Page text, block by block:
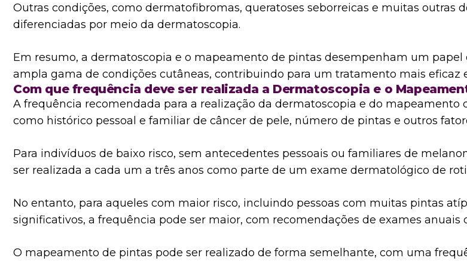
Outras condições, como dermatofibromas, queratoses seborreicas e muitas outras
diferenciadas por meio da dermatoscopia.
Em resumo, a dermatoscopia e o mapeamento de pintas desempenham um
ampla gama de condições cutâneas, contribuindo para um tratamento mais eficaz
Com que frequência deve ser realizada a Dermatoscopia e o
A frequência recomendada para a realização da dermatoscopia e do
como histórico pessoal e familiar de câncer de pele, número de pintas e outros
Para indivíduos de baixo risco, sem antecedentes pessoais ou familiares de
ser realizada a cada um a três anos como parte de um exame dermatológico de
No entanto, para aqueles com maior risco, incluindo pessoas com muitas pintas
significativos, a frequência pode ser maior, com recomendações de exames anuais
O mapeamento de pintas pode ser realizado de forma semelhante, com uma